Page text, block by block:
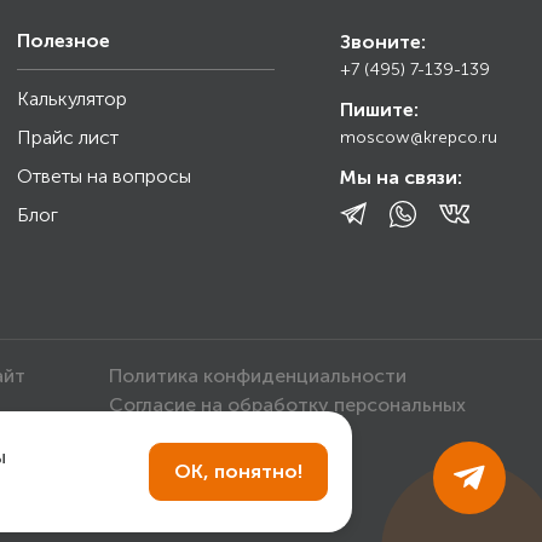
Полезное
Калькулятор
Прайс лист
Ответы на вопросы
Блог
Звоните:
+7 (495) 7-139-139
Пишите:
moscow@krepco.ru
Мы на связи:
Политика конфиденциальности
Согласие на обработку персональных
ОК, понятно!